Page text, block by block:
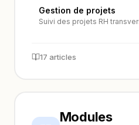
Gestion de projets
Suivi des projets RH
17 articles
Modules